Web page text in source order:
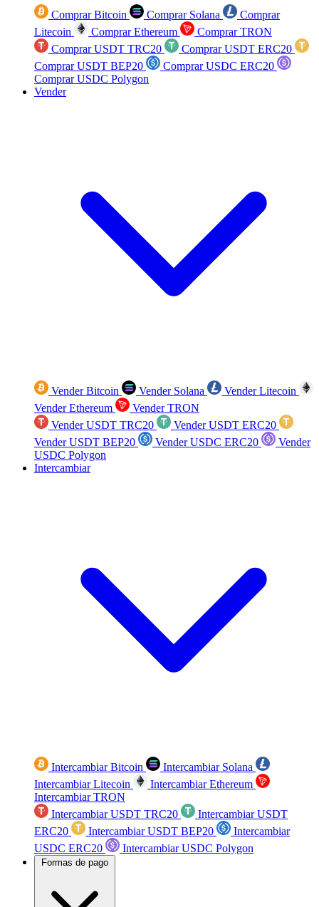
Comprar Bitcoin Comprar Solana
Comprar
Litecoin
Comprar Ethereum
Comprar TRON
Comprar USDT TRC20
Comprar USDT ERC20
Comprar USDT BEP20
Comprar USDC ERC20
Comprar USDC Polygon
Vender
Vender Bitcoin Vender Solana
Vender Litecoin
Vender Ethereum
Vender TRON
Vender USDT TRC20
Vender USDT ERC20
Vender USDT BEP20
Vender USDC ERC20
Vender
USDC Polygon
Intercambiar
Intercambiar Bitcoin
Intercambiar Solana
Intercambiar Litecoin
Intercambiar Ethereum
Intercambiar TRON
Intercambiar USDT TRC20
Intercambiar USDT
ERC20
Intercambiar USDT BEP20
Intercambiar
USDC ERC20
Intercambiar USDC Polygon
Formas de pago